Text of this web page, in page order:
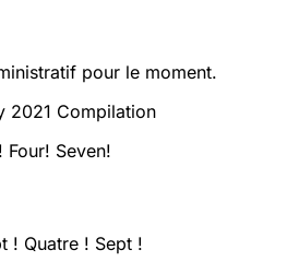
pour le moment.
2021 Compilation
Seven!
! Quatre ! Sept !